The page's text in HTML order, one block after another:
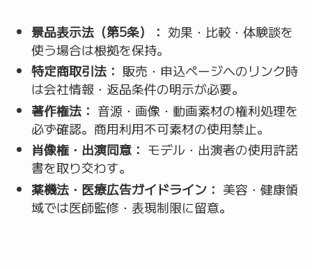
景品表示法（第5条）： 効果・比較・体験談を
使う場合は根拠を保持。
特定商取引法： 販売・申込ページへのリンク時
は会社情報・返品条件の明示が必要。
著作権法： 音源・画像・動画素材の権利処理を
必ず確認。商用利用不可素材の使用禁止。
肖像権・出演同意： モデル・出演者の使用許諾
書を取り交わす。
薬機法・医療広告ガイドライン： 美容・健康領
域では医師監修・表現制限に留意。